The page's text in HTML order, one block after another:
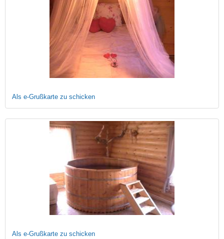
Als e-Grußkarte zu schicken
Als e-Grußkarte zu schicken